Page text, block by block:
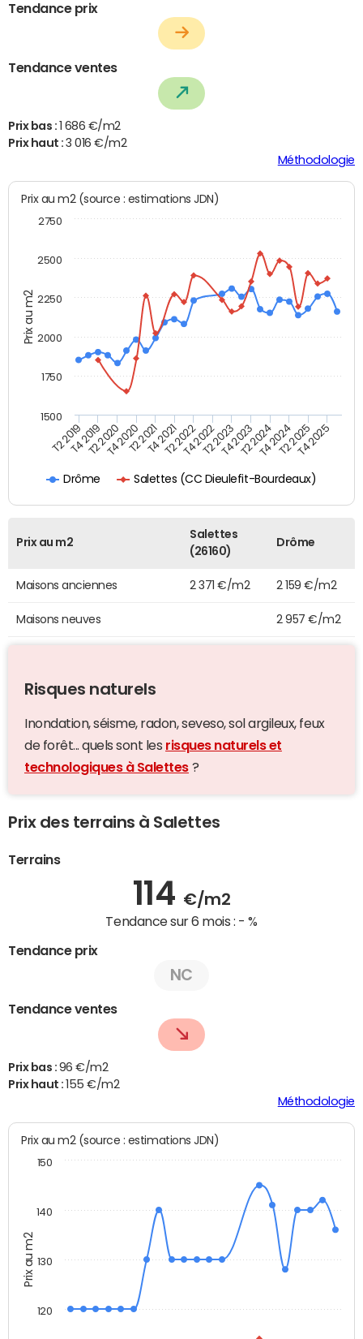
Tendance prix
Tendance ventes
Prix bas :
1 686 €/m2
Prix haut :3 016 €/m2
Méthodologie
Prix au m2
Prix au m2 (source : estimations JDN)
Drôme Salettes (CC Dieulefit-Bourdeaux)
T2 2019T4 2019T2 2020T4 2020T2 2021T4 2021T2 2022T4 2022T2 2023T4 2023T2 2024T4 2024T2 2025T4 2025
1500
1750
2000
2250
2500
2750
Prix au m2
Salettes
(26160)
Drôme
Maisons anciennes 2 371 €/m2 2 159 €/m2
Maisons neuves 2 957 €/m2
Risques naturels
Inondation, séisme, radon, seveso, sol argileux, feux
de forêt... quels sont les risques naturels et
technologiques à Salettes ?
Prix des terrains à Salettes
Terrains
114 €/m2
Tendance sur 6 mois : - %
Tendance prix
NC
Tendance ventes
Prix bas : 96 €/m2
Prix haut : 155 €/m2
Méthodologie
Prix au m2
Prix au m2 (source : estimations JDN)
120
130
140
150